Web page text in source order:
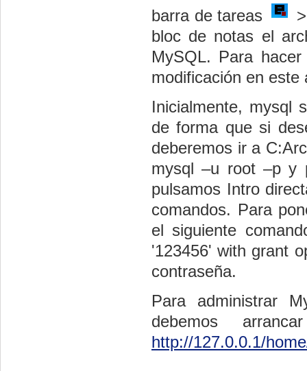
barra de tareas
bloc de notas el
MySQL. Para
modificación en este
Inicialmente, mysql
de forma que si
deberemos ir a
mysql –u root –p y
pulsamos Intro
comandos. Para
el siguiente
'123456' with grant
contraseña.
Para administrar
debemos
http://127.0.0.1/